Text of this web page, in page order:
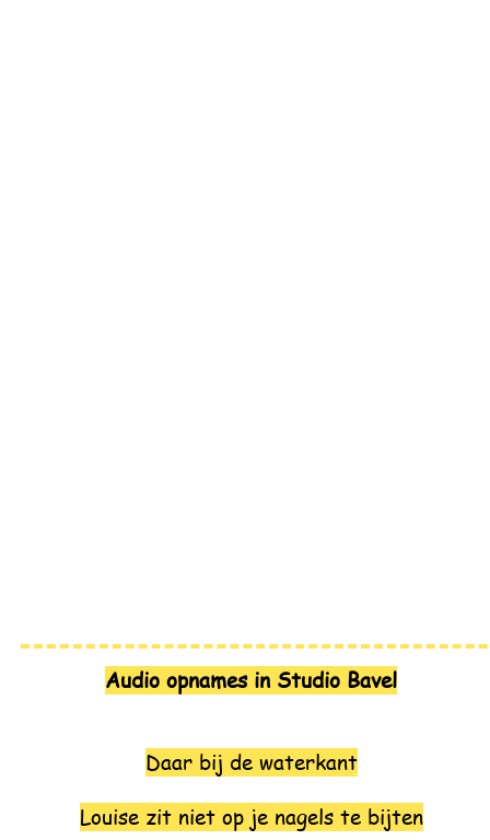
Audio opnames in Studio Bavel
Daar bij de waterkant
Louise zit niet op je nagels te bijten